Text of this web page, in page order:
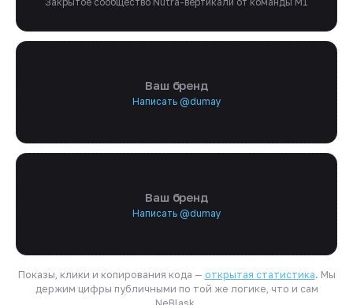
Ваш бренд
Написать @dumay
Ваш бренд
Написать @dumay
Показы, клики и копирования кода — открытая статистика. Мы
держим цифры публичными по той же логике, что и сам